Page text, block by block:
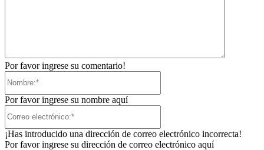
Por favor ingrese su comentario!
Por favor ingrese su nombre aquí
¡Has introducido una dirección de correo electrónico incorrecta!
Por favor ingrese su dirección de correo electrónico aquí